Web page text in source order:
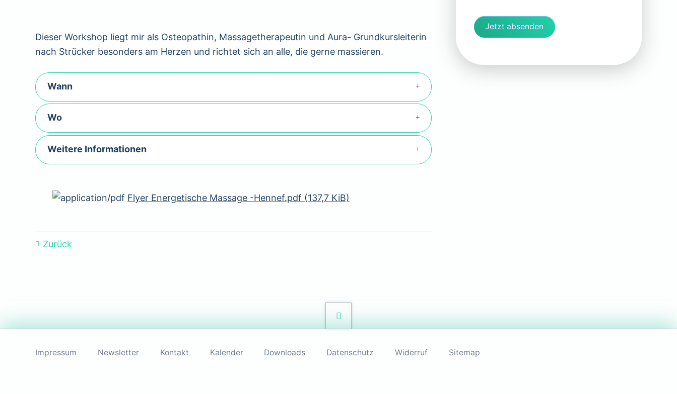
Dieser Workshop liegt mir als Osteopathin, Massagetherapeutin und Aura- Grundkursleiterin
nach Strücker besonders am Herzen und richtet sich an alle, die gerne massieren.
Wann
Wo
Weitere Informationen
Flyer Energetische Massage -Hennef.pdf (137,7 KiB)
Zurück
Jetzt absenden
überspringen
Impressum Newsletter Kontakt Kalender Downloads Datenschutz Widerruf Sitemap